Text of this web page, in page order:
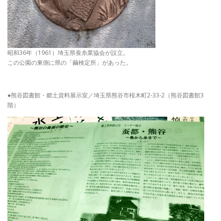
昭和36年（1961）埼玉県蚕糸業協会が設立。
この公園の東側に県の「繭検定所」があった。
●熊谷図書館・郷土資料展示室／埼玉県熊谷市桜木町2-33-2（熊谷図書館3
階）